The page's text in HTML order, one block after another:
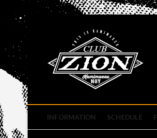
content
INFORMATION SCHEDULE